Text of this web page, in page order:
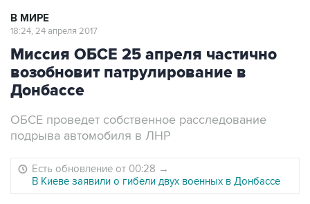
В МИРЕ
18:24, 24 апреля 2017
Миссия ОБСЕ 25 апреля частично
возобновит патрулирование в
Донбассе
ОБСЕ проведет собственное расследование
подрыва автомобиля в ЛНР
Есть обновление от 00:28 →
В Киеве заявили о гибели двух военных в Донбассе